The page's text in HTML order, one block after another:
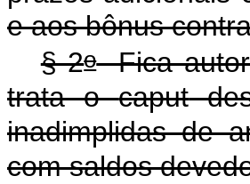
e aos bônus
§ 2oFica
trata ocaput
inadimplidas de
com saldos